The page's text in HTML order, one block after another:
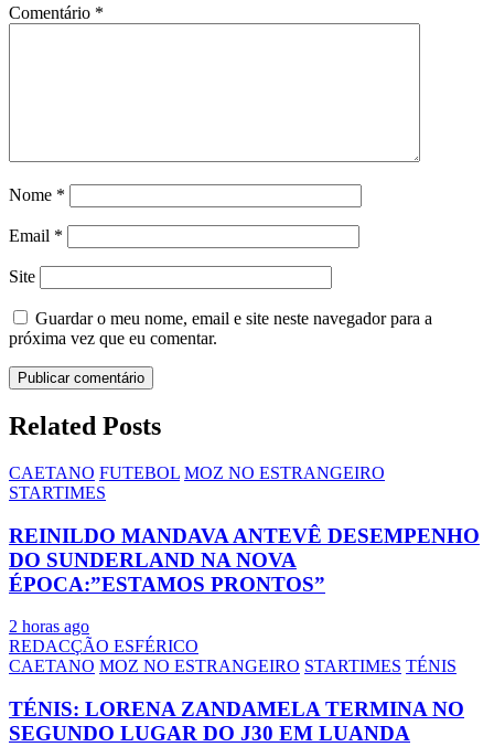
Comentário *
Nome *
Email *
Site
Guardar o meu nome, email e site neste navegador para a
próxima vez que eu comentar.
Related Posts
CAETANO FUTEBOL MOZ NO ESTRANGEIRO
STARTIMES
REINILDO MANDAVA ANTEVÊ DESEMPENHO
DO SUNDERLAND NA NOVA
ÉPOCA:”ESTAMOS PRONTOS”
2 horas ago
REDACÇÃO ESFÉRICO
CAETANO MOZ NO ESTRANGEIRO STARTIMES TÉNIS
TÉNIS: LORENA ZANDAMELA TERMINA NO
SEGUNDO LUGAR DO J30 EM LUANDA